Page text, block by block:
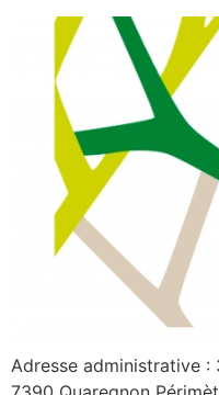
Adresse administrative :